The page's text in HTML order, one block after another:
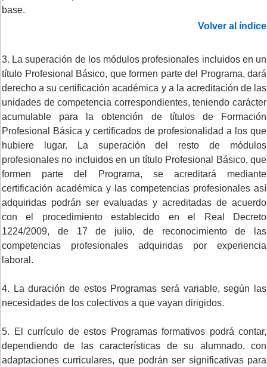
base.
Volver al índice
3. La superación de los módulos profesionales incluidos en un
título Profesional Básico, que formen parte del Programa, dará
derecho a su certificación académica y a la acreditación de las
unidades de competencia correspondientes, teniendo carácter
acumulable para la obtención de títulos de Formación
Profesional Básica y certificados de profesionalidad a los que
hubiere lugar. La superación del resto de módulos
profesionales no incluidos en un título Profesional Básico, que
formen parte del Programa, se acreditará mediante
certificación académica y las competencias profesionales así
adquiridas podrán ser evaluadas y acreditadas de acuerdo
con el procedimiento establecido en el Real Decreto
1224/2009, de 17 de julio, de reconocimiento de las
competencias profesionales adquiridas por experiencia
laboral.
4. La duración de estos Programas será variable, según las
necesidades de los colectivos a que vayan dirigidos.
5. El currículo de estos Programas formativos podrá contar,
dependiendo de las características de su alumnado, con
adaptaciones curriculares, que podrán ser significativas para